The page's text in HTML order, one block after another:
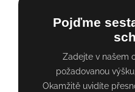
Pojďme
Zadejte v našem
požadovanou
Okamžitě uvidíte